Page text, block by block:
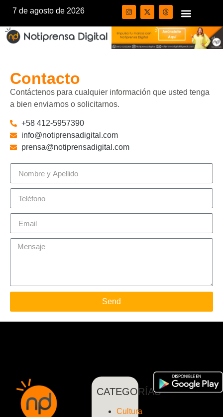
7 de agosto de 2026
Contacto
Contáctenos para cualquier información que usted tenga
a bien enviarnos o solicitarnos.
+58 412-5957390
info@notiprensadigital.com
prensa@notiprensadigital.com
Send
CATEGORÍAS
Cultura